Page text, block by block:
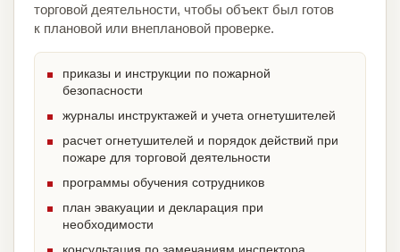
торговой деятельности, чтобы объект был готов
к плановой или внеплановой проверке.
приказы и инструкции по пожарной
безопасности
журналы инструктажей и учета огнетушителей
расчет огнетушителей и порядок действий при
пожаре для торговой деятельности
программы обучения сотрудников
план эвакуации и декларация при
необходимости